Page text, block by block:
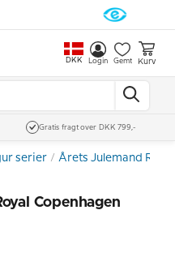
DKK Login Gemt Kurv
Gratis fragt over DKK 799,-
serier Årets Julemand RC
Copenhagen